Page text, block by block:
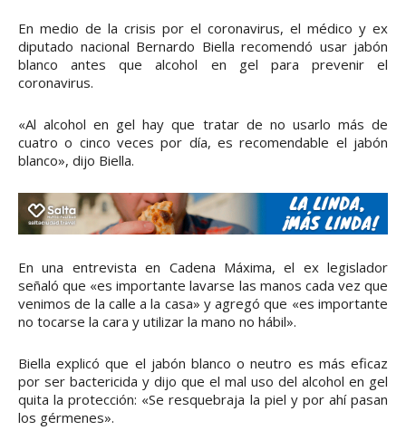
En medio de la crisis por el coronavirus, el médico y ex
diputado nacional Bernardo Biella recomendó usar jabón
blanco antes que alcohol en gel para prevenir el
coronavirus.
«Al alcohol en gel hay que tratar de no usarlo más de
cuatro o cinco veces por día, es recomendable el jabón
blanco», dijo Biella.
En una entrevista en Cadena Máxima, el ex legislador
señaló que «es importante lavarse las manos cada vez que
venimos de la calle a la casa» y agregó que «es importante
no tocarse la cara y utilizar la mano no hábil».
Biella explicó que el jabón blanco o neutro es más eficaz
por ser bactericida y dijo que el mal uso del alcohol en gel
quita la protección: «Se resquebraja la piel y por ahí pasan
los gérmenes».